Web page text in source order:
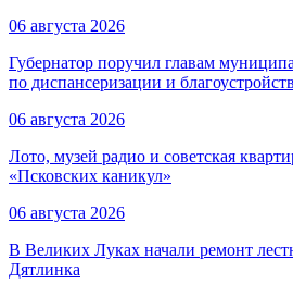
06 августа 2026
Губернатор поручил главам
по диспансеризации и
06 августа 2026
Лото, музей радио и советская
«Псковских каникул»
06 августа 2026
В Великих Луках начали ремонт
Дятлинка